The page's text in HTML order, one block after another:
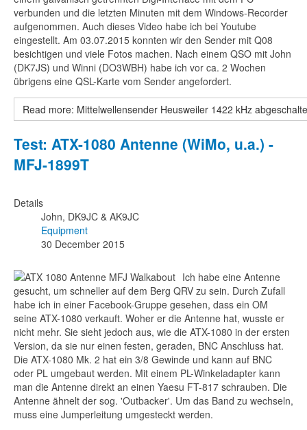
verbunden und die letzten Minuten mit dem Windows-Recorder
aufgenommen. Auch dieses Video habe ich bei Youtube
eingestellt. Am 03.07.2015 konnten wir den Sender mit Q08
besichtigen und viele Fotos machen. Nach einem QSO mit John
(DK7JS) und Winni (DO3WBH) habe ich vor ca. 2 Wochen
übrigens eine QSL-Karte vom Sender angefordert.
Read more: Mittelwellensender Heusweiler 1422 kHz
Test: ATX-1080 Antenne (WiMo, u.a.) -
MFJ-1899T
Details
John, DK9JC & AK9JC
Equipment
30 December 2015
Ich habe eine Antenne
gesucht, um schneller auf dem Berg QRV zu sein. Durch Zufall
habe ich in einer Facebook-Gruppe gesehen, dass ein OM
seine ATX-1080 verkauft. Woher er die Antenne hat, wusste er
nicht mehr. Sie sieht jedoch aus, wie die ATX-1080 in der ersten
Version, da sie nur einen festen, geraden, BNC Anschluss hat.
Die ATX-1080 Mk. 2 hat ein 3/8 Gewinde und kann auf BNC
oder PL umgebaut werden. Mit einem PL-Winkeladapter kann
man die Antenne direkt an einen Yaesu FT-817 schrauben. Die
Antenne ähnelt der sog. 'Outbacker'. Um das Band zu wechseln,
muss eine Jumperleitung umgesteckt werden.